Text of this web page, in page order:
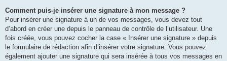
Comment puis-je insérer une signature à mon message ?
Pour insérer une signature à un de vos messages, vous devez tout
d’abord en créer une depuis le panneau de contrôle de l’utilisateur. Une
fois créée, vous pouvez cocher la case « Insérer une signature » depuis
le formulaire de rédaction afin d’insérer votre signature. Vous pouvez
également ajouter une signature qui sera insérée à tous vos messages en